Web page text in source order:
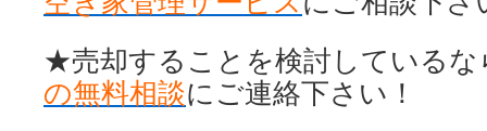
★売却することを検討しているな
の無料相談にご連絡下さい！